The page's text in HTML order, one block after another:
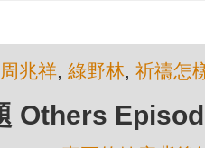
周兆祥, 綠野林, 祈禱怎
Others